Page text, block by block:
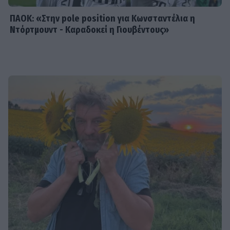
ΠΑΟΚ: «Στην pole position για Κωνσταντέλια η
Ντόρτμουντ - Καραδοκεί η Γιουβέντους»